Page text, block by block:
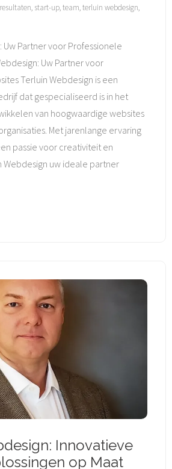
resultaten, start-up,team,terluin webdesign,
Uw Partner voor Professionele
Uw Partner voor
Terluin Webdesign is een
dat gespecialiseerd is in het
van hoogwaardige websites
Met jarenlange ervaring
passie voor creativiteit en
Webdesign uw ideale partner
Innovatieve
op Maat